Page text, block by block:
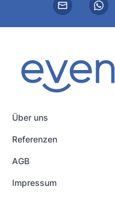
Über uns
Referenzen
AGB
Impressum